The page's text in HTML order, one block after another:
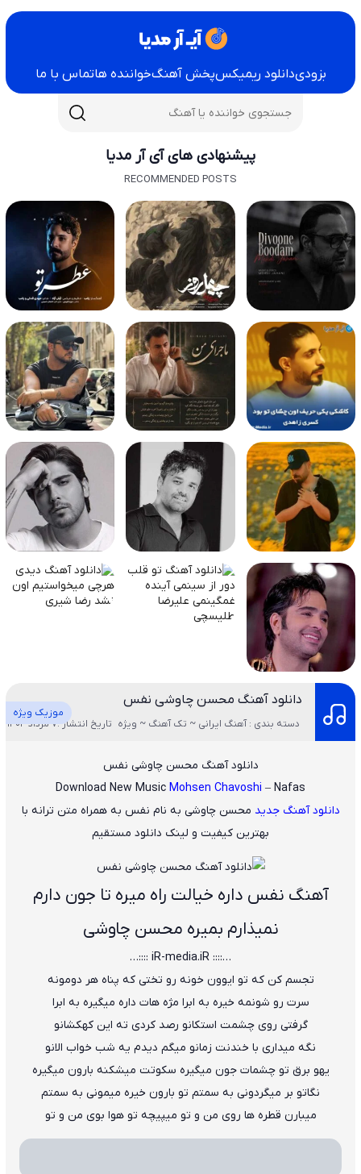
بزودیدانلود ریمیکسپخش آهنگخواننده هاتماس با ما
پیشنهادی های آی آر مدیا
RECOMMENDED POSTS
دانلود آهنگ محسن چاوشی نفس
موزیک ویژه
دسته بندی : آهنگ ایرانی ~ تک آهنگ ~ ویژه تاریخ انتشار :7 مرداد 1404
دانلود آهنگ محسن چاوشی نفس
Download New Music Mohsen Chavoshi – Nafas
دانلود آهنگ جدید محسن چاوشی به نام نفس به همراه متن ترانه با
بهترین کیفیت و لینک دانلود مستقیم
آهنگ نفس داره خیالت راه میره تا جون دارم
نمیذارم بمیره محسن چاوشی
…:::: iR-media.iR ::::…
تجسم کن که تو ایوون خونه رو تختی که پناه هر دومونه
سرت رو شونمه خیره به ابرا مژه هات داره میگیره به ابرا
گرفتی روی چشمت استکانو رصد کردی ته این کهکشانو
نگه میداری با خندنت زمانو میگم دیدم یه شب خواب الانو
یهو برق تو چشمات جون میگیره سکوتت میشکنه بارون میگیره
نگاتو بر میگردونی به سمتم تو بارون خیره میمونی به سمتم
میبارن قطره ها روی من و تو میپیچه تو هوا بوی من و تو